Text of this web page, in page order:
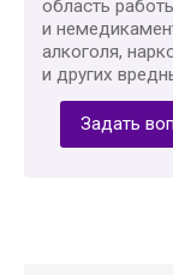
область
и
алкоголя,
и других
Задать